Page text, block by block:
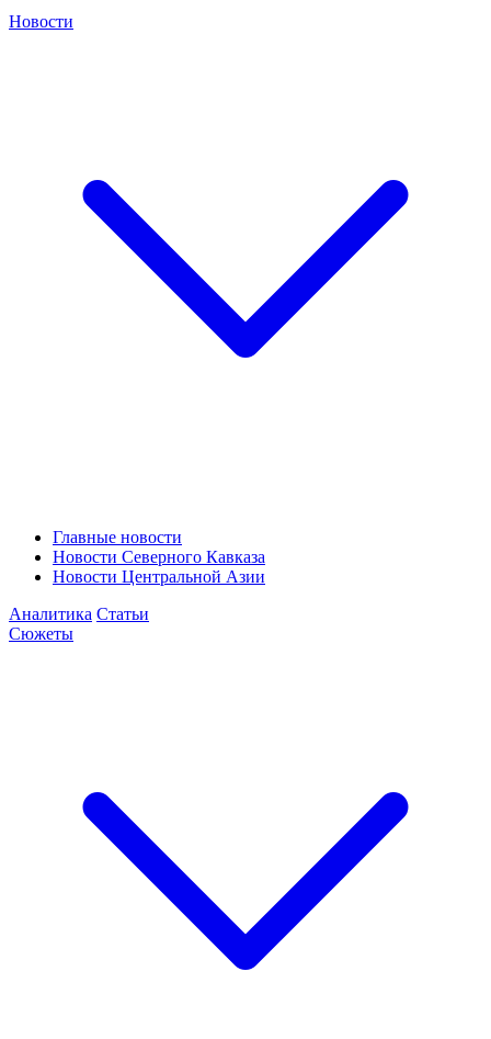
Новости
Главные новости
Новости Северного Кавказа
Новости Центральной Азии
Аналитика Статьи
Сюжеты